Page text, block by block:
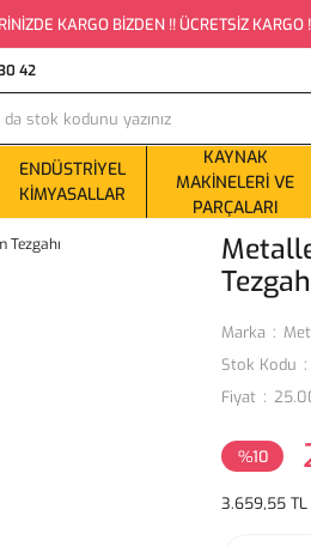
KARGO BİZDEN !! ÜCRETSİZ
42
ENDÜSTRIYEL
KIMYASALLAR
KAYNAK
MAKINELERI VE
PARÇALARI
Marka
Stok Kodu
Fiyat
%10
3.659,55